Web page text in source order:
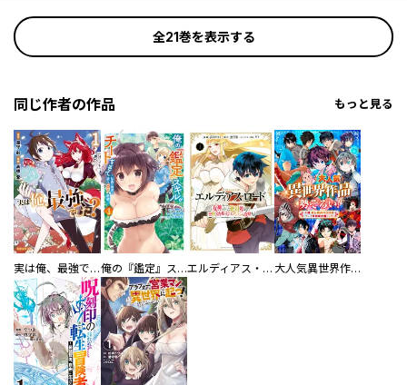
全21巻を表示する
同じ作者の作品 もっと見る
実は俺、最強でした？ 俺の『鑑定』スキルがチートすぎて エルディアス・ロード 女神にもらった絶対死なない究極スキルで七つのダンジョンを攻略する 大人気異世界作品勢ぞろい！ １話試し読みパック１（マガポケ版）